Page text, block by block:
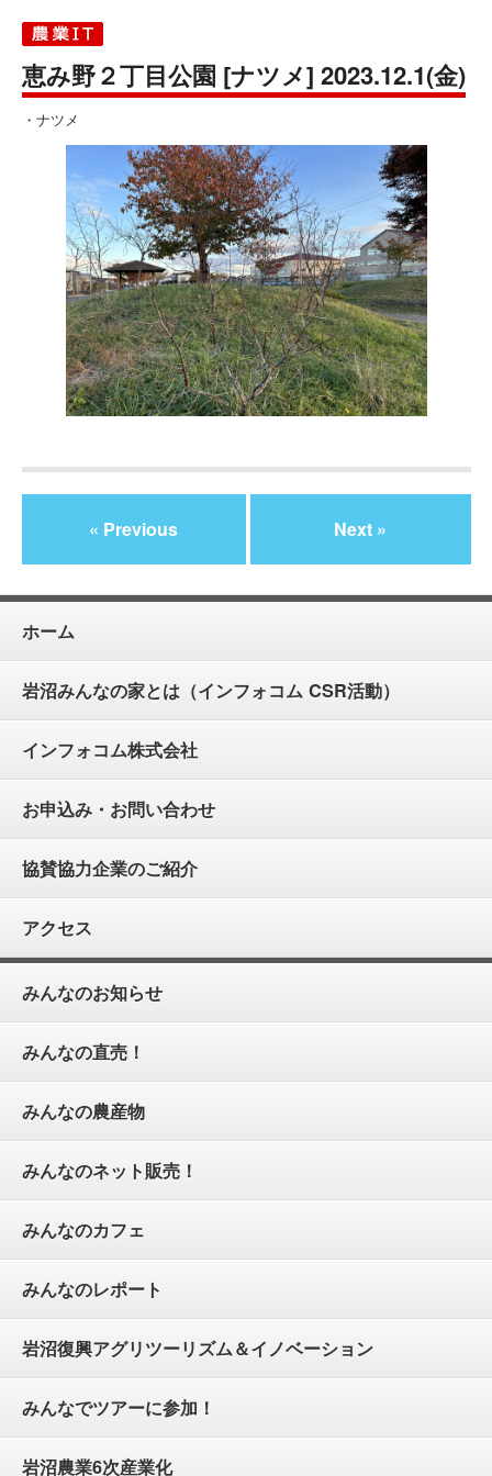
恵み野２丁目公園 [ナツメ] 2023.12.1(金)
・ナツメ
« Previous Next »
ホーム
岩沼みんなの家とは（インフォコム CSR活動）
インフォコム株式会社
お申込み・お問い合わせ
協賛協力企業のご紹介
アクセス
みんなのお知らせ
みんなの直売！
みんなの農産物
みんなのネット販売！
みんなのカフェ
みんなのレポート
岩沼復興アグリツーリズム＆イノベーション
みんなでツアーに参加！
岩沼農業6次産業化